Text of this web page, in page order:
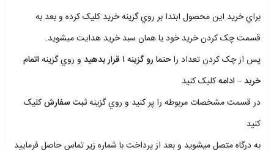
براي خريد اين محصول ابتدا بر روي گزينه خريد کليک کرده و بعد به
قسمت چک کردن خريد خود يا همان سبد خريد هدايت ميشويد.
پس از چک کردن تعداد راحتما رو گزينه ۱ قرار بدهيد و روي گزينهاتمام
خريد – ادامهکليک کنيد
در قسمت مشخصات مربوطه را پر کنيد و روي گزينهثبت سفارشکليک
کنيد
به درگاه متصل ميشويد و بعد از پرداخت با شماره زير تماس حاصل فرماييد